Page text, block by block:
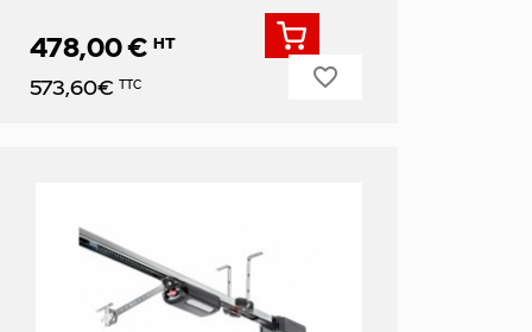
Prix
478,00 € HT
573,60€ TTC favorite_border